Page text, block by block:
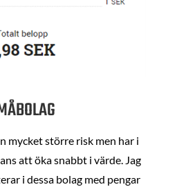
mycket större risk men har i
att öka snabbt i värde. Jag
i dessa bolag med pengar